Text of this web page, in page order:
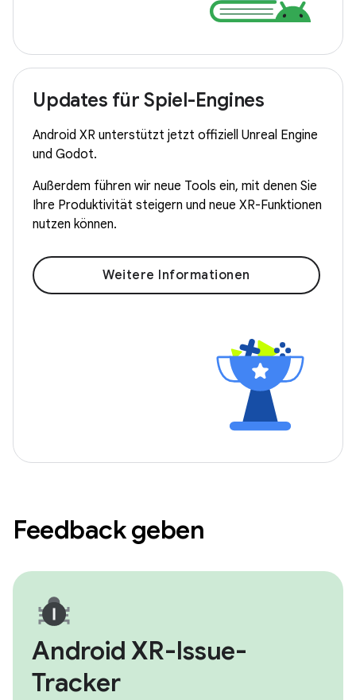
Updates für Spiel-Engines
Android XR unterstützt jetzt offiziell Unreal Engine
und Godot.
Außerdem führen wir neue Tools ein, mit denen Sie
Ihre Produktivität steigern und neue XR-Funktionen
nutzen können.
Weitere Informationen
Feedback geben
Android XR-Issue-
Tracker